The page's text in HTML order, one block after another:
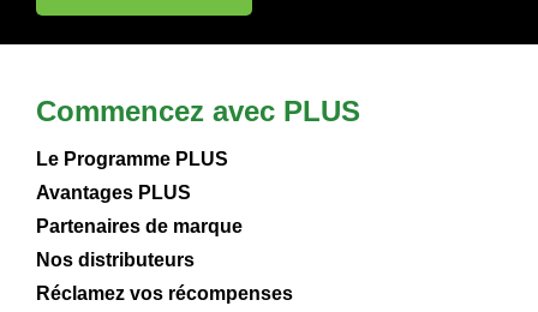
Commencez avec PLUS
Le Programme PLUS
Avantages PLUS
Partenaires de marque
Nos distributeurs
Réclamez vos récompenses